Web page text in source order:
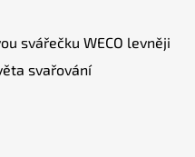
svářečku WECO levněji
svařování